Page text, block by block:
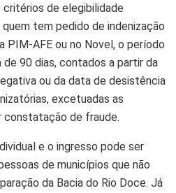
critérios de elegibilidade
tem pedido de indenização
PIM-AFE ou no Novel, o período
de 90 dias, contados a partir da
ou da data de desistência
excetuadas as
constatação de fraude.
e o ingresso pode ser
de municípios que não
da Bacia do Rio Doce. Já